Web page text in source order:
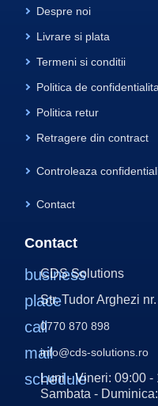
Despre noi
Livrare si plata
Termeni si conditii
Politica de
Politica retur
Retragere din contract
Controleaza
Contact
Contact
business
CDS Solutions
place
Str. Tudor Arghezi
call0770 870 898
mailinfo@cds-solutions.ro
schedule
Luni - Vineri: 09:00 -
Sambata -